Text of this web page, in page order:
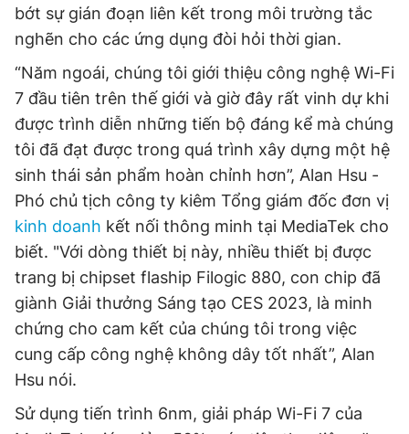
bớt sự gián đoạn liên kết trong môi trường tắc
nghẽn cho các ứng dụng đòi hỏi thời gian.
“Năm ngoái, chúng tôi giới thiệu công nghệ Wi-Fi
7 đầu tiên trên thế giới và giờ đây rất vinh dự khi
được trình diễn những tiến bộ đáng kể mà chúng
tôi đã đạt được trong quá trình xây dựng một hệ
sinh thái sản phẩm hoàn chỉnh hơn”, Alan Hsu -
Phó chủ tịch công ty kiêm Tổng giám đốc đơn vị
kinh doanh kết nối thông minh tại MediaTek cho
biết. "Với dòng thiết bị này, nhiều thiết bị được
trang bị chipset flaship Filogic 880, con chip đã
giành Giải thưởng Sáng tạo CES 2023, là minh
chứng cho cam kết của chúng tôi trong việc
cung cấp công nghệ không dây tốt nhất”, Alan
Hsu nói.
Sử dụng tiến trình 6nm, giải pháp Wi-Fi 7 của